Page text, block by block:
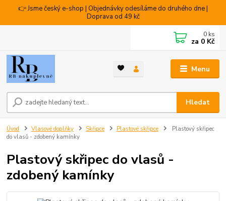
👉 Jsme český e-shop | Objednávky odesíláme do druhého dne |
Doprava od 49 kč
Menu
Hledat
0 ks
za 0 Kč
Úvod Vlasové doplňky Skřipce Plastové skřipce
Plastový skřipec
do vlasů - zdobený kamínky
Plastový skřipec do vlasů -
zdobený kamínky